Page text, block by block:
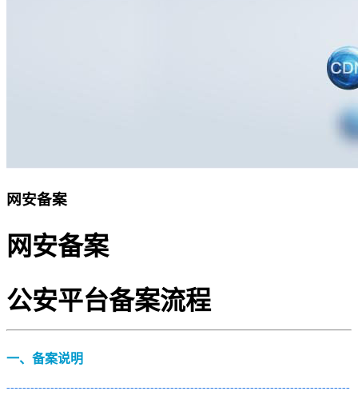
贴心的服务
机柜租用
自建T4级别数据中心
双线机柜租用
电信机柜租用
电信直营数据中心
网安备案
网安备案
公安平台备案流程
一、备案说明
--------------------------------------------------------------------------------------